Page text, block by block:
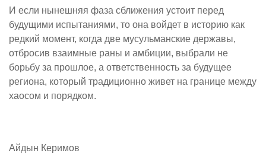
И если нынешняя фаза сближения устоит перед
будущими испытаниями, то она войдет в историю как
редкий момент, когда две мусульманские державы,
отбросив взаимные раны и амбиции, выбрали не
борьбу за прошлое, а ответственность за будущее
региона, который традиционно живет на границе между
хаосом и порядком.
Айдын Керимов